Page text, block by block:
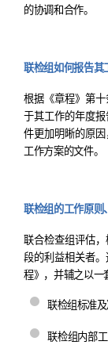
的协调和合作。
联检组如何报告其
根据《章程》第十
于其工作的年度
件更加明晰的原
工作方案的文件。
联检组的工作原则
联合检查组评估，
段的利益相关者
程》，并辅之以一
联检组标准及
联检组内部